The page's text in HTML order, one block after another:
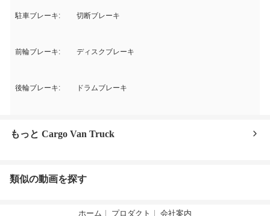
駐車ブレーキ: 切断ブレーキ
前輪ブレーキ: ディスクブレーキ
後輪ブレーキ: ドラムブレーキ
もっと Cargo Van Truck
類似の動画を探す
ホーム プロダクト 会社案内